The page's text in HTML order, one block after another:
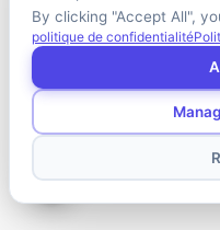
professionnelle, nous
de coaching en
Article basé sur une
Photos provenant
By clicking "Accept All",
politique de confidentialité